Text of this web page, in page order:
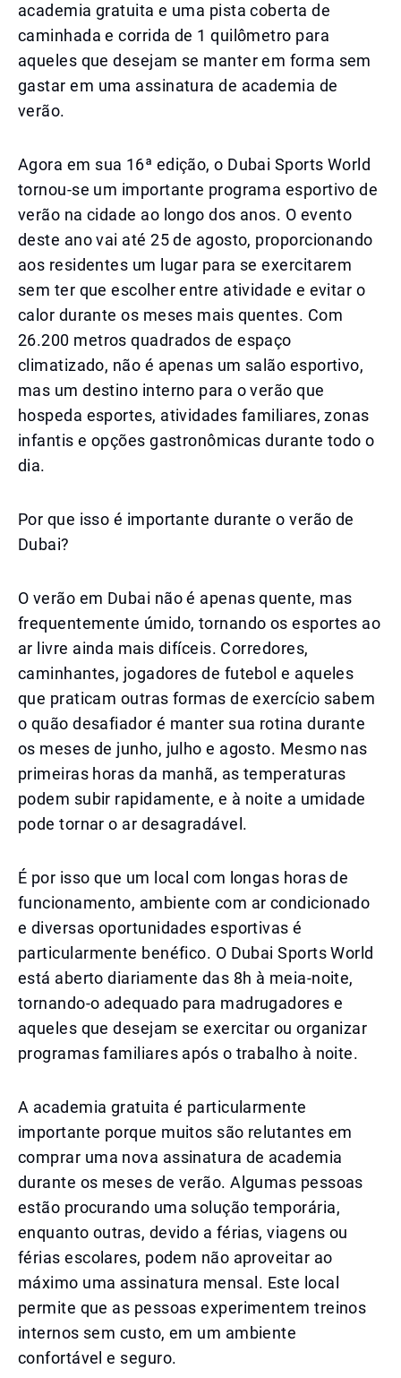
academia gratuita e uma pista coberta de
caminhada e corrida de 1 quilômetro para
aqueles que desejam se manter em forma sem
gastar em uma assinatura de academia de
verão.
Agora em sua 16ª edição, o Dubai Sports World
tornou-se um importante programa esportivo de
verão na cidade ao longo dos anos. O evento
deste ano vai até 25 de agosto, proporcionando
aos residentes um lugar para se exercitarem
sem ter que escolher entre atividade e evitar o
calor durante os meses mais quentes. Com
26.200 metros quadrados de espaço
climatizado, não é apenas um salão esportivo,
mas um destino interno para o verão que
hospeda esportes, atividades familiares, zonas
infantis e opções gastronômicas durante todo o
dia.
Por que isso é importante durante o verão de
Dubai?
O verão em Dubai não é apenas quente, mas
frequentemente úmido, tornando os esportes ao
ar livre ainda mais difíceis. Corredores,
caminhantes, jogadores de futebol e aqueles
que praticam outras formas de exercício sabem
o quão desafiador é manter sua rotina durante
os meses de junho, julho e agosto. Mesmo nas
primeiras horas da manhã, as temperaturas
podem subir rapidamente, e à noite a umidade
pode tornar o ar desagradável.
É por isso que um local com longas horas de
funcionamento, ambiente com ar condicionado
e diversas oportunidades esportivas é
particularmente benéfico. O Dubai Sports World
está aberto diariamente das 8h à meia-noite,
tornando-o adequado para madrugadores e
aqueles que desejam se exercitar ou organizar
programas familiares após o trabalho à noite.
A academia gratuita é particularmente
importante porque muitos são relutantes em
comprar uma nova assinatura de academia
durante os meses de verão. Algumas pessoas
estão procurando uma solução temporária,
enquanto outras, devido a férias, viagens ou
férias escolares, podem não aproveitar ao
máximo uma assinatura mensal. Este local
permite que as pessoas experimentem treinos
internos sem custo, em um ambiente
confortável e seguro.